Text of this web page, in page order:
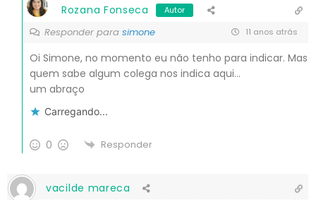
Rozana Fonseca Autor
Responder para simone 11 anos atrás
Oi Simone, no momento eu não tenho para indicar. Mas
quem sabe algum colega nos indica aqui…
um abraço
Carregando...
0 Responder
vacilde mareca